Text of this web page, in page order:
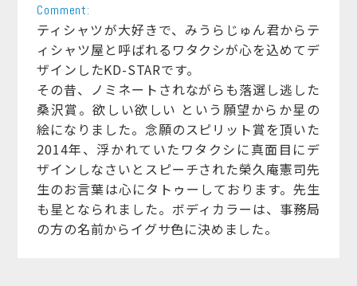
Comment:
ティシャツが大好きで、みうらじゅん君からテ
ィシャツ屋と呼ばれるワタクシが心を込めてデ
ザインしたKD-STARです。
その昔、ノミネートされながらも落選し逃した
桑沢賞。欲しい欲しい という願望からか星の
絵になりました。念願のスピリット賞を頂いた
2014年、浮かれていたワタクシに真面目にデ
ザインしなさいとスピーチされた榮久庵憲司先
生のお言葉は心にタトゥーしております。先生
も星となられました。ボディカラーは、事務局
の方の名前からイグサ色に決めました。